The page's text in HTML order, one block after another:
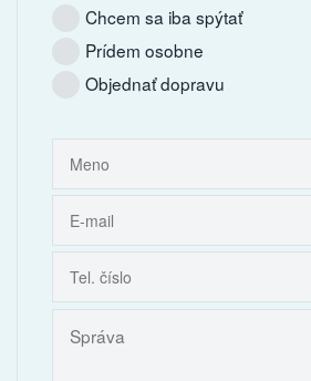
Chcem sa iba spýtať
Prídem osobne
Objednať dopravu